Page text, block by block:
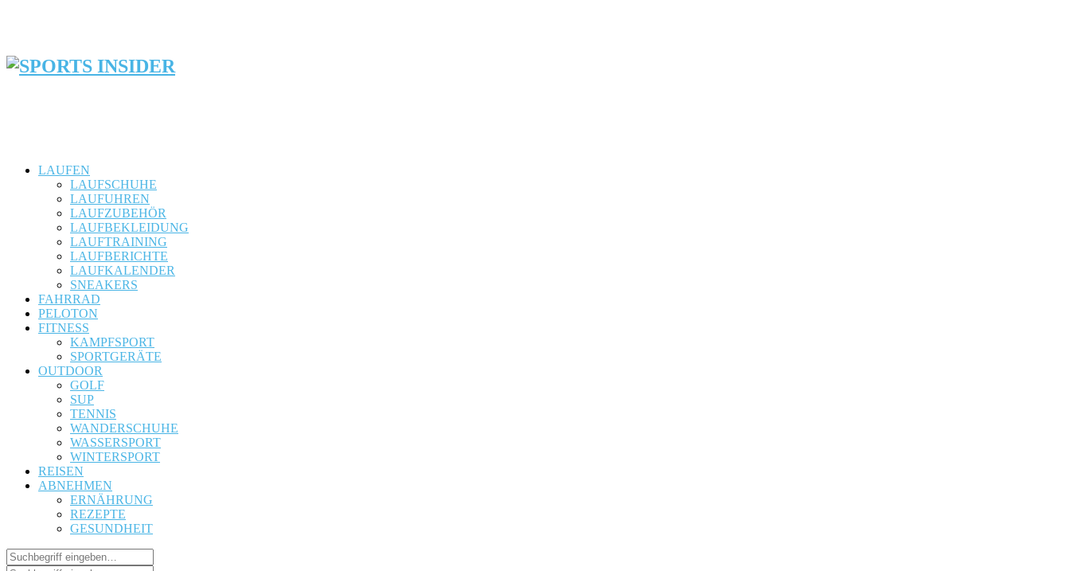
LAUFEN
LAUFSCHUHE
LAUFUHREN
LAUFZUBEHÖR
LAUFBEKLEIDUNG
LAUFTRAINING
LAUFBERICHTE
LAUFKALENDER
SNEAKERS
FAHRRAD
PELOTON
FITNESS
KAMPFSPORT
SPORTGERÄTE
OUTDOOR
GOLF
SUP
TENNIS
WANDERSCHUHE
WASSERSPORT
WINTERSPORT
REISEN
ABNEHMEN
ERNÄHRUNG
REZEPTE
GESUNDHEIT